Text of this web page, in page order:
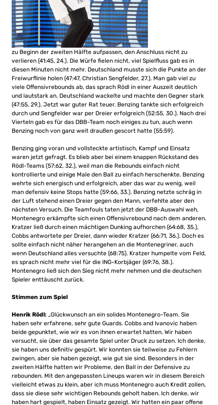
zu Beginn der zweiten Hälfte aufpassen, den Anschluss nicht zu
verlieren (41:45, 24.). Die Würfe fielen nicht, viel Spielfluss gab es in
diesen Minuten nicht mehr. Deutschland musste sich die Punkte an der
Freiwurflinie holen (47:47, Christian Sengfelder, 27.). Man gab viel zu
viele Offensivrebounds ab, das sprach Rödl in einer Auszeit deutlich
und lautstark an. Deutschland wackelte und machte den Gegner stark
(47:55, 29.). Jetzt war guter Rat teuer. Benzing tankte sich erfolgreich
durch und Sengfelder war per Dreier erfolgreich (52:55, 30.). Nach drei
Vierteln gab es für das DBB-Team noch einiges zu tun, auch wenn
Benzing noch von ganz weit draußen gescort hatte (55:59).
Benzing ging voran und vollsteckte artistisch, Kampf und Einsatz
waren jetzt gefragt. Es blieb aber bei einem knappen Rückstand des
Rödl-Teams (57:62, 32.), weil man die Rebounds einfach nicht
kontrollierte und einige Male den Ball zu einfach herschenkte. Benzing
wehrte sich energisch und erfolgreich, aber das war zu wenig, weil
man defensiv keine Stops hatte (59:66, 33.). Benzing netzte schräg in
der Luft stehend einen Dreier gegen den Mann, verfehlte aber den
nächsten Versuch. Die Teamfouls taten jetzt der DBB-Auswahl weh,
Montenegro erkämpfte sich einen Offensivrebound nach dem anderen.
Kratzer ließ durch einen mächtigen Dunking aufhorchen (64:68, 35.),
Cobbs antwortete per Dreier, dann wieder Kratzer (66:71, 36.). Doch es
sollte einfach nicht näher herangehen an die Montenegriner, auch
wenn Deutschland alles versuchte (68:75). Kratzer humpelte vom Feld,
es sprach nicht mehr viel für die ING-Korbjäger (69:76, 38.).
Montenegro ließ sich den Sieg nicht mehr nehmen und die deutschen
Spieler enttäuscht zurück.
Stimmen zum Spiel
Henrik Rödl: „Glückwunsch an ein solides Montenegro-Team. Sie
haben sehr erfahrene, sehr gute Guards. Cobbs and Ivanovic haben
beide gepunktet, wie wir es von ihnen erwartet hatten. Wir haben
versucht, sie über das gesamte Spiel unter Druck zu setzen. Ich denke,
sie haben uns definitiv gespürt. Wir konnten sie teilweise zu Fehlern
zwingen, aber sie haben gezeigt, wie gut sie sind. Besonders in der
zweiten Hälfte hatten wir Probleme, den Ball in der Defensive zu
rebounden. Mit den angepassten Lineups waren wir in diesem Bereich
vielleicht etwas zu klein, aber ich muss Montenegro auch Kredit zollen,
dass sie diese sehr wichtigen Rebounds geholt haben. Ich denke, wir
haben hart gespielt, haben Einsatz gezeigt. Wir hatten ein paar offene